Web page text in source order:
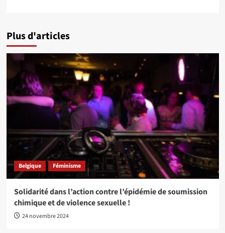
Plus d'articles
Belgique Féminisme
Solidarité dans l’action contre l’épidémie de soumission
chimique et de violence sexuelle !
24 novembre 2024